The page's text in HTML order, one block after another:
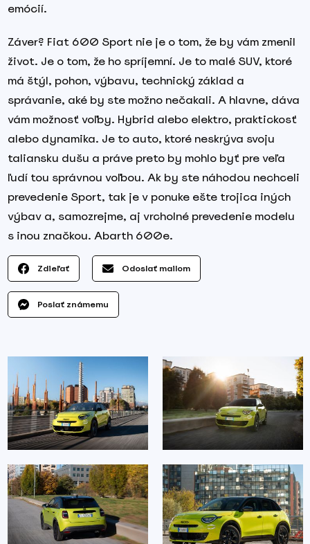
emócií.
Záver? Fiat 600 Sport nie je o tom, že by vám zmenil
život. Je o tom, že ho spríjemní. Je to malé SUV, ktoré
má štýl, pohon, výbavu, technický základ a
správanie, aké by ste možno nečakali. A hlavne, dáva
vám možnosť voľby. Hybrid alebo elektro, praktickosť
alebo dynamika. Je to auto, ktoré neskrýva svoju
taliansku dušu a práve preto by mohlo byť pre veľa
ľudí tou správnou voľbou. Ak by ste náhodou nechceli
prevedenie Sport, tak je v ponuke ešte trojica iných
výbav a, samozrejme, aj vrcholné prevedenie modelu
s inou značkou. Abarth 600e.
Zdieľať Odoslať mailom
Poslať známemu